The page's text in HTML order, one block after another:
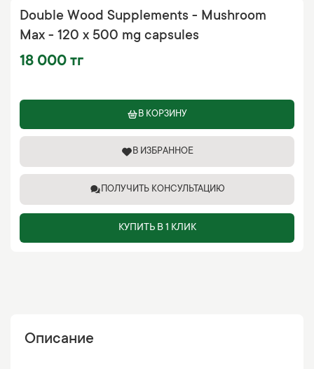
Double Wood Supplements - Mushroom
Max - 120 x 500 mg capsules
18 000 тг
В КОРЗИНУ
В ИЗБРАННОЕ
ПОЛУЧИТЬ КОНСУЛЬТАЦИЮ
КУПИТЬ В 1 КЛИК
Описание